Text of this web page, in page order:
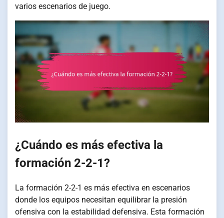
varios escenarios de juego.
¿Cuándo es más efectiva la
formación 2-2-1?
La formación 2-2-1 es más efectiva en escenarios
donde los equipos necesitan equilibrar la presión
ofensiva con la estabilidad defensiva. Esta formación